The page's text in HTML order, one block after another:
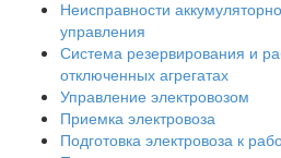
Неисправности
управления
Система резервирования и
отключенных агрегатах
Управление электровозом
Приемка электровоза
Подготовка электровоза к